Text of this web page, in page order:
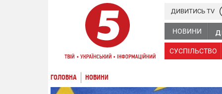
НОВИНИ
СУСПІЛЬСТВО
ДИВИТИСЬ TV
ГОЛОВНА НОВИНИ